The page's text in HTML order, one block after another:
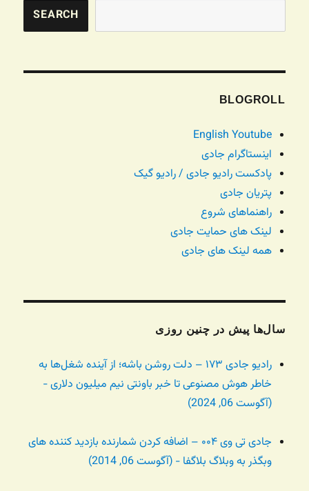
SEARCH
BLOGROLL
English Youtube
اینستاگرام جادی
پادکست رادیو جادی / رادیو گیک
پتریان جادی
راهنماهای شروع
لینک های حمایت جادی
همه لینک های جادی
سال‌ها پیش در چنین روزی
رادیو جادی ۱۷۳ – دلت روشن باشه؛ از آینده شغل‌ها به
خاطر هوش مصنوعی تا خبر باونتی نیم میلیون دلاری -
(آگوست 06, 2024)
جادی تی وی ۰۰۴ – اضافه کردن شمارنده بازدید کننده های
وبگذر به وبلاگ بلاگفا - (آگوست 06, 2014)